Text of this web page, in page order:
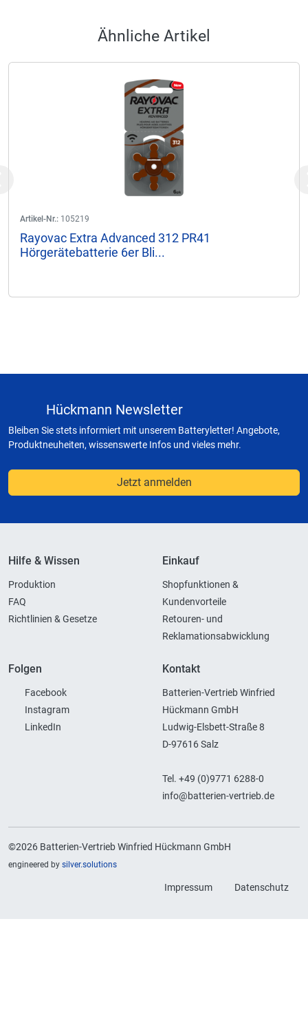
Ähnliche Artikel
Artikel-Nr.: 105219
Rayovac Extra Advanced 312 PR41
Hörgerätebatterie 6er Bli...
Hückmann Newsletter
Bleiben Sie stets informiert mit unserem Batteryletter! Angebote,
Produktneuheiten, wissenswerte Infos und vieles mehr.
Jetzt anmelden
Hilfe & Wissen
Produktion
FAQ
Richtlinien & Gesetze
Einkauf
Shopfunktionen &
Kundenvorteile
Retouren- und
Reklamationsabwicklung
Folgen
Facebook
Instagram
LinkedIn
Kontakt
Batterien-Vertrieb Winfried
Hückmann GmbH
Ludwig-Elsbett-Straße 8
D-97616 Salz
Tel. +49 (0)9771 6288-0
info@batterien-vertrieb.de
©2026 Batterien-Vertrieb Winfried Hückmann GmbH
engineered by silver.solutions
Impressum Datenschutz